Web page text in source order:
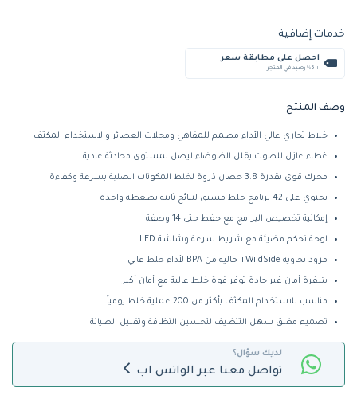
خدمات إضافية
احصل على مطابقة سعر
+ %5 رصيد في المتجر
وصف المنتج
خلاط تجاري عالي الأداء مصمم للمقاهي ومحلات العصائر والاستخدام المكثف
غطاء عازل للصوت يقلل الضوضاء ليصل لمستوى محادثة عادية
محرك قوي بقدرة 3.8 حصان ذروة لخلط المكونات الصلبة بسرعة وكفاءة
يحتوي على 42 برنامج خلط مسبق لنتائج ثابتة بضغطة واحدة
إمكانية تخصيص البرامج مع حفظ حتى 14 وصفة
لوحة تحكم مضيئة مع شريط سرعة وشاشة LED
مزود بحاوية WildSide+ خالية من BPA لأداء خلط عالي
شفرة أمان غير حادة توفر قوة خلط عالية مع أمان أكبر
مناسب للاستخدام المكثف بأكثر من 200 عملية خلط يومياً
تصميم مغلق سهل التنظيف لتحسين النظافة وتقليل الصيانة
لديك سؤال؟
تواصل معنا عبر الواتس اب